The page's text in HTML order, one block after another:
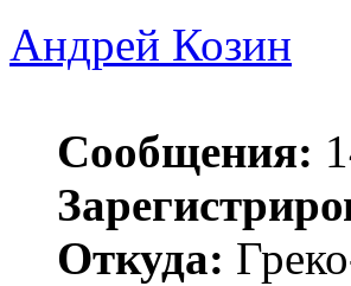
Андрей Козин
Сообщения:
Откуда: